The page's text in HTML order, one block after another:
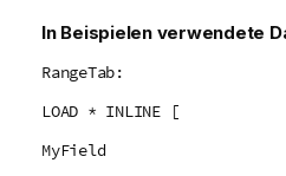
In Beispielen verwendete
RangeTab:
LOAD * INLINE [
MyField